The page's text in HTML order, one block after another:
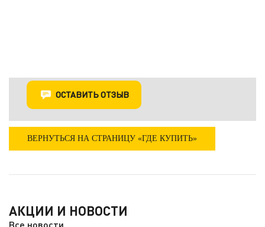
ОСТАВИТЬ ОТЗЫВ
ВЕРНУТЬСЯ НА СТРАНИЦУ «ГДЕ КУПИТЬ»
АКЦИИ И НОВОСТИ
Все новости